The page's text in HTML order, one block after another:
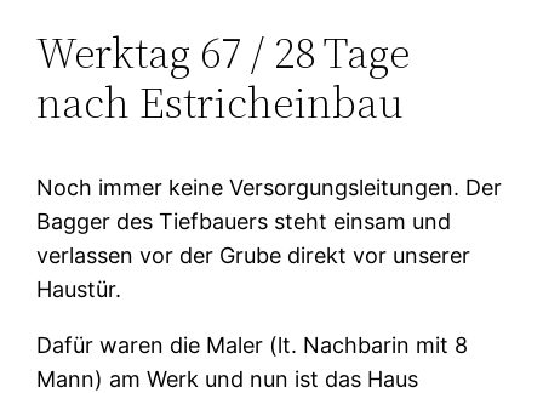
Werktag 67 / 28 Tage
nach Estricheinbau
Noch immer keine Versorgungsleitungen. Der
Bagger des Tiefbauers steht einsam und
verlassen vor der Grube direkt vor unserer
Haustür.
Dafür waren die Maler (lt. Nachbarin mit 8
Mann) am Werk und nun ist das Haus